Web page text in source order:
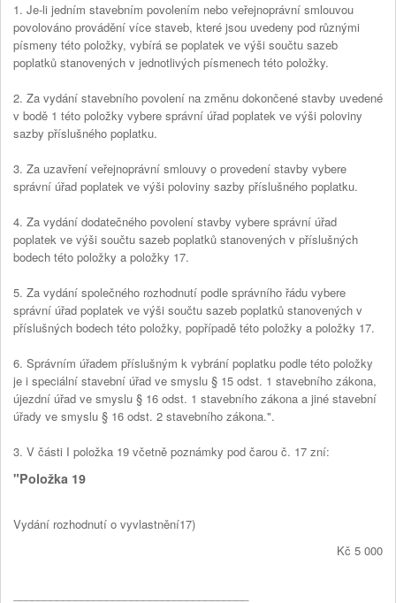
1. Je-li jedním stavebním povolením nebo veřejnoprávní smlouvou
povolováno provádění více staveb, které jsou uvedeny pod různými
písmeny této položky, vybírá se poplatek ve výši součtu sazeb
poplatků stanovených v jednotlivých písmenech této položky.
2. Za vydání stavebního povolení na změnu dokončené stavby uvedené
v bodě 1 této položky vybere správní úřad poplatek ve výši poloviny
sazby příslušného poplatku.
3. Za uzavření veřejnoprávní smlouvy o provedení stavby vybere
správní úřad poplatek ve výši poloviny sazby příslušného poplatku.
4. Za vydání dodatečného povolení stavby vybere správní úřad
poplatek ve výši součtu sazeb poplatků stanovených v příslušných
bodech této položky a položky 17.
5. Za vydání společného rozhodnutí podle správního řádu vybere
správní úřad poplatek ve výši součtu sazeb poplatků stanovených v
příslušných bodech této položky, popřípadě této položky a položky 17.
6. Správním úřadem příslušným k vybrání poplatku podle této položky
je i speciální stavební úřad ve smyslu § 15 odst. 1 stavebního zákona,
újezdní úřad ve smyslu § 16 odst. 1 stavebního zákona a jiné stavební
úřady ve smyslu § 16 odst. 2 stavebního zákona.".
3. V části I položka 19 včetně poznámky pod čarou č. 17 zní:
"Položka 19
Vydání rozhodnutí o vyvlastnění17)
Kč 5 000